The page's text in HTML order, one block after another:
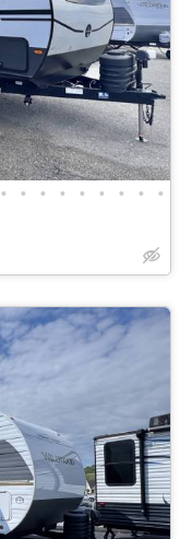
• • • • • • • • •